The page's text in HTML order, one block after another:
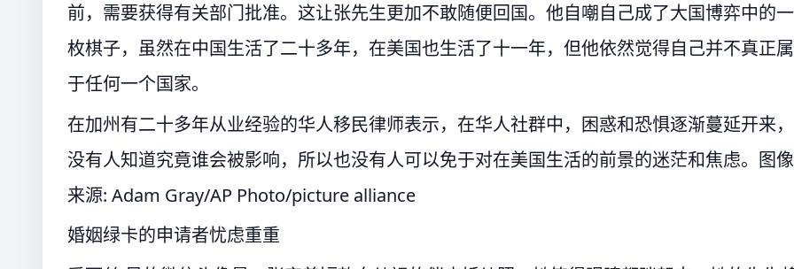
前，需要获得有关部门批准。这让张先生更加不敢随便回国。他自嘲自己成了大国博弈中的一
枚棋子，虽然在中国生活了二十多年，在美国也生活了十一年，但他依然觉得自己并不真正属
于任何一个国家。
在加州有二十多年从业经验的华人移民律师表示，在华人社群中，困惑和恐惧逐渐蔓延开来，
没有人知道究竟谁会被影响，所以也没有人可以免于对在美国生活的前景的迷茫和焦虑。图像
来源: Adam Gray/AP Photo/picture alliance
婚姻绿卡的申请者忧虑重重